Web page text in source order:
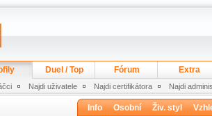
Duel / Top Fórum Extra
Najdi uživatele Najdi certifikátora Najdi
Info Osobní Živ. styl